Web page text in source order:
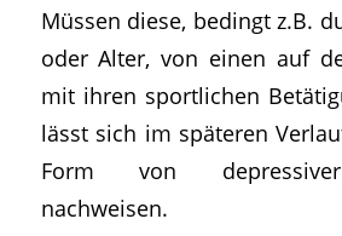
Müssen diese, bedingt z.B.
oder Alter, von einen auf
mit ihren sportlichen
lässt sich im späteren
Form von
nachweisen.